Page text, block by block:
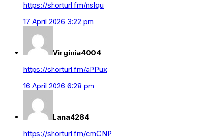
https://shorturl.fm/nsIqu
17 April 2026 3:22 pm
Virginia4004
https://shorturl.fm/aPPux
16 April 2026 6:28 pm
Lana4284
https://shorturl.fm/cmCNP